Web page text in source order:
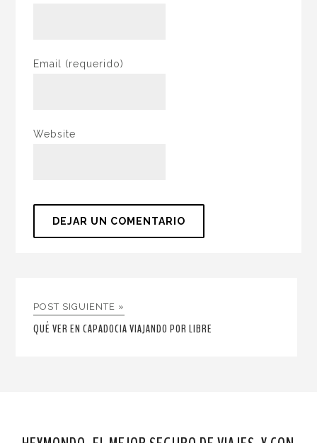
Email (requerido)
Website
POST SIGUIENTE »
QUÉ VER EN CAPADOCIA VIAJANDO POR LIBRE